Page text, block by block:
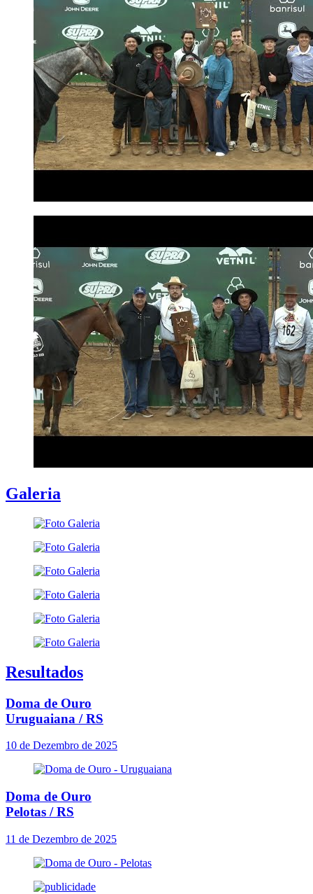
Galeria
Resultados
Doma de Ouro
Uruguaiana / RS
10 de Dezembro de 2025
Doma de Ouro
Pelotas / RS
11 de Dezembro de 2025